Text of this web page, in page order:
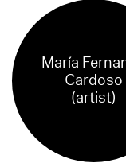
María
Cardoso
(artist)